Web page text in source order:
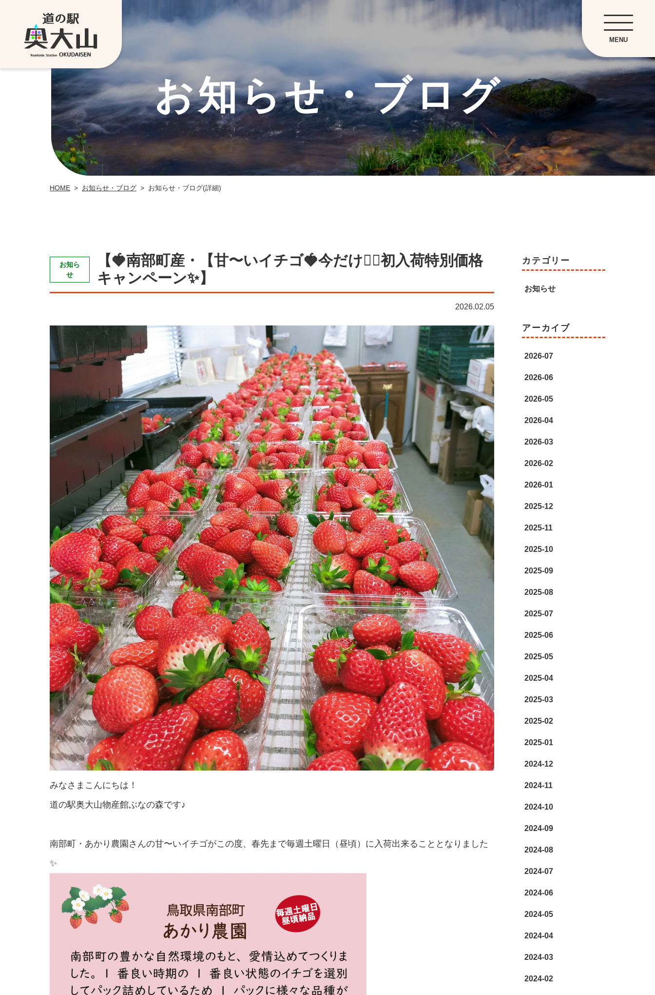
MENU
お知らせ・ブログ
HOME > お知らせ・ブログ > お知らせ・ブログ(詳細)
お知ら
せ
【🍓南部町産・【甘〜いイチゴ🍓今だけ🏃‍♀️初入荷特別価格
キャンペーン✨】
2026.02.05
みなさまこんにちは！
道の駅奥大山物産館ぶなの森です♪
南部町・あかり農園さんの甘〜いイチゴがこの度、春先まで毎週土曜日（昼頃）に入荷出来ることとなりました
✨
カテゴリー
お知らせ
アーカイブ
2026-07
2026-06
2026-05
2026-04
2026-03
2026-02
2026-01
2025-12
2025-11
2025-10
2025-09
2025-08
2025-07
2025-06
2025-05
2025-04
2025-03
2025-02
2025-01
2024-12
2024-11
2024-10
2024-09
2024-08
2024-07
2024-06
2024-05
2024-04
2024-03
2024-02